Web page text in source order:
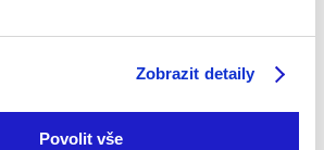
Zobrazit detaily
Povolit vše